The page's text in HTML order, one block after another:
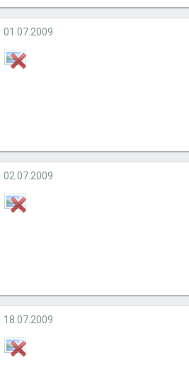
01.07.2009
02.07.2009
18.07.2009